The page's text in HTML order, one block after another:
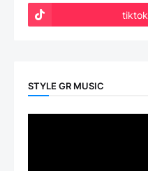
tiktok
STYLE GR MUSIC